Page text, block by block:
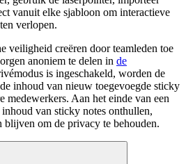
vanuit elke sjabloon om interactieve
verlopen.
veiligheid creëren door teamleden toe
anoniem te delen in de
is ingeschakeld, worden de
inhoud van nieuw toegevoegde sticky
medewerkers. Aan het einde van een
van sticky notes onthullen,
blijven om de privacy te behouden.